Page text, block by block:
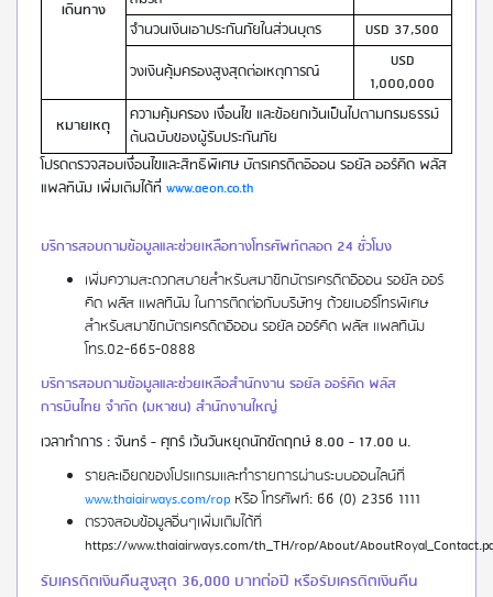
เดินทาง
จำนวนเงินเอาประกันภัยในส่วนบุตร
USD 37,500
วงเงินคุ้มครองสูงสุดต่อเหตุการณ์
USD
1,000,000
หมายเหตุ
ความคุ้มครอง เงื่อนไข และข้อยกเว้นเป็นไปตามกรมธรรม์
ต้นฉบับของผู้รับประกันภัย
โปรดตรวจสอบเงื่อนไขและสิทธิพิเศษ บัตรเครดิตอิออน รอยัล ออร์คิด พลัส
แพลทินัม เพิ่มเติมได้ที่ www.aeon.co.th
บริการสอบถามข้อมูลและช่วยเหลือทางโทรศัพท์ตลอด 24 ชั่วโมง
เพิ่มความสะดวกสบายสำหรับสมาชิกบัตรเครดิตอิออน รอยัล ออร์
คิด พลัส แพลทินัม ในการติดต่อกับบริษัทฯ ด้วยเบอร์โทรพิเศษ
สำหรับสมาชิกบัตรเครดิตอิออน รอยัล ออร์คิด พลัส แพลทินัม
โทร.02-665-0888
บริการสอบถามข้อมูลและช่วยเหลือสำนักงาน รอยัล ออร์คิด พลัส
การบินไทย จำกัด (มหาชน) สำนักงานใหญ่
เวลาทำการ : จันทร์ - ศุกร์ เว้นวันหยุดนักขัตฤกษ์ 8.00 - 17.00 น.
รายละเอียดของโปรแกรมและทำรายการผ่านระบบออนไลน์ที่
www.thaiairways.com/ropหรือ โทรศัพท์: 66 (0) 2356 1111
ตรวจสอบข้อมูลอื่นๆเพิ่มเติมได้ที่
https://www.thaiairways.com/th_TH/rop/About/
รับเครดิตเงินคืนสูงสุด 36,000 บาทต่อปี หรือรับเครดิตเงินคืน